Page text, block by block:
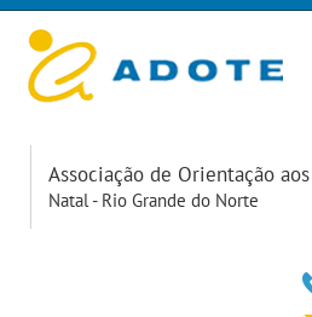
Associação de Orientação
Natal - Rio Grande do Norte